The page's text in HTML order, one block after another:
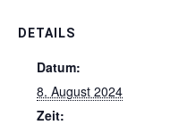
DETAILS
Datum:
8. August 2024
Zeit: